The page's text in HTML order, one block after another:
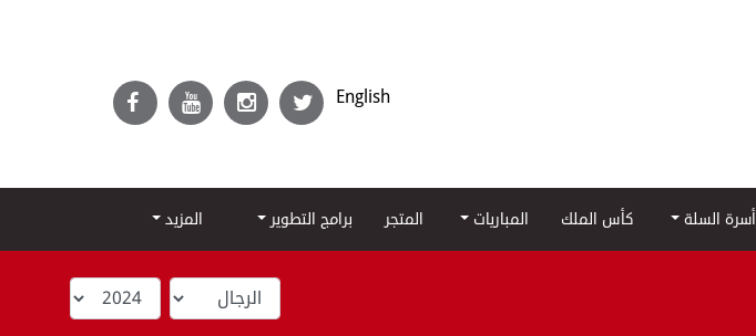
English
أسرة السلة كأس الملك المباريات المتجر برامج التطوير المزيد